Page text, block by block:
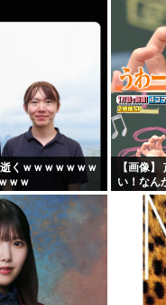
くｗｗｗｗｗｗｗ
ｗｗ
【画像
い！なん